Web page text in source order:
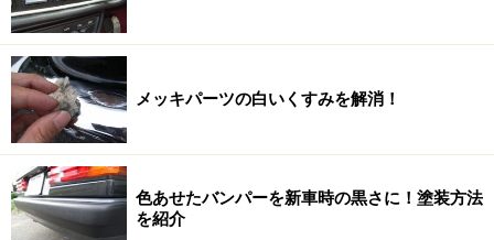
メッキパーツの白いくすみを解消！
色あせたバンパーを新車時の黒さに！塗装方法
を紹介